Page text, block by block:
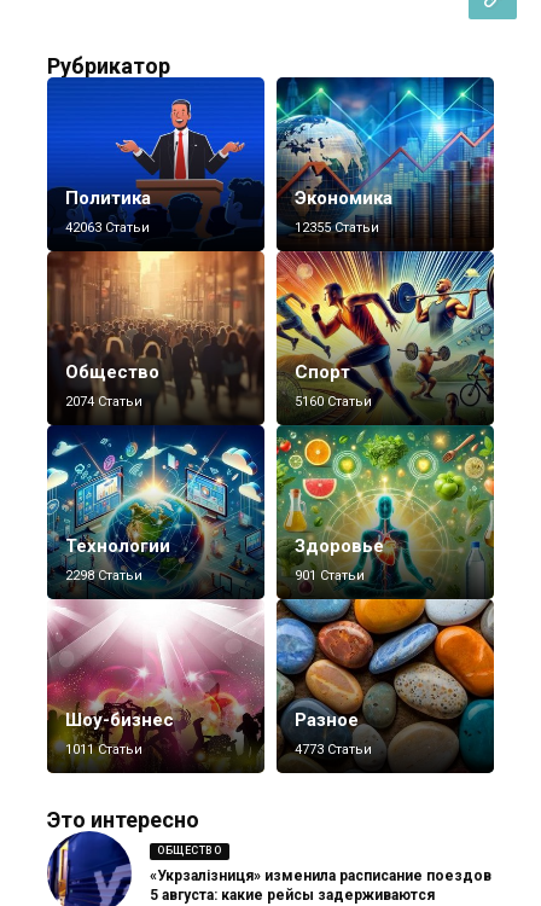
Рубрикатор
Политика
42063 Статьи
Экономика
12355 Статьи
Общество
2074 Статьи
Спорт
5160 Статьи
Технологии
2298 Статьи
Здоровье
901 Статьи
Шоу-бизнес
1011 Статьи
Разное
4773 Статьи
Это интересно
ОБЩЕСТВО
«Укрзалізниця» изменила расписание поездов
5 августа: какие рейсы задерживаются